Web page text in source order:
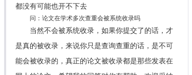
都没有可能也开不下去
问：论文在学术多次查重会被系统收录吗
当然不会被系统收录，如果你提交了的话，才
是真的被收录，来说你只是查询查重的话，是不可
能会被收录的，真正的论文被收录都是那些发表在